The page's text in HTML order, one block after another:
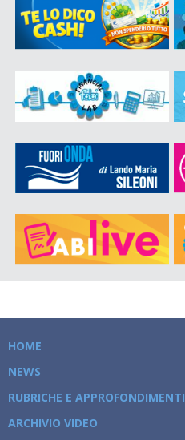
HOME
NEWS
RUBRICHE E APPROFONDIMENTI
ARCHIVIO VIDEO